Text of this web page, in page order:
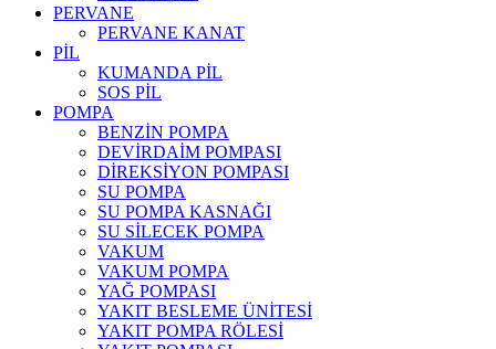
PERVANE
PERVANE KANAT
PİL
KUMANDA PİL
SOS PİL
POMPA
BENZİN POMPA
DEVİRDAİM POMPASI
DİREKSİYON POMPASI
SU POMPA
SU POMPA KASNAĞI
SU SİLECEK POMPA
VAKUM
VAKUM POMPA
YAĞ POMPASI
YAKIT BESLEME ÜNİTESİ
YAKIT POMPA RÖLESİ